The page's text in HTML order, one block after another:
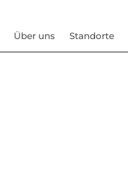
Über uns Standorte